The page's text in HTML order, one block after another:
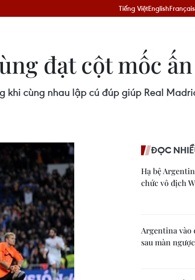
Tiếng ViệtEnglishFrançais
đạt cột mốc
cùng nhau lập cú đúp giúp Real
ĐỌC
Hạ bệ
chức vô địch
Argentina vào
sau màn